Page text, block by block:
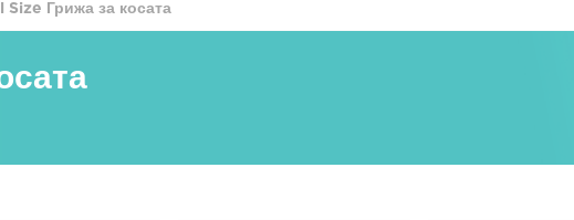
Size Грижа за косата